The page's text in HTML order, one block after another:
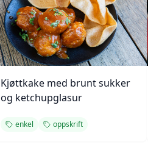
Kjøttkake med brunt sukker
og ketchupglasur
enkel oppskrift